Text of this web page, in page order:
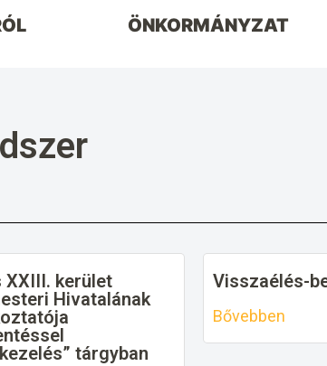
ÖNKORMÁNYZAT
XXIII. kerület
Hivatalának
tárgyban
Visszaélés-
Bővebben